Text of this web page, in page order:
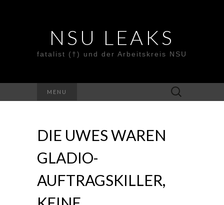
NSU LEAKS
fatalist (†) und der Arbeitskreis NSU
MENU
Suche
nach:
DIE UWES WAREN
GLADIO-
AUFTRAGSKILLER,